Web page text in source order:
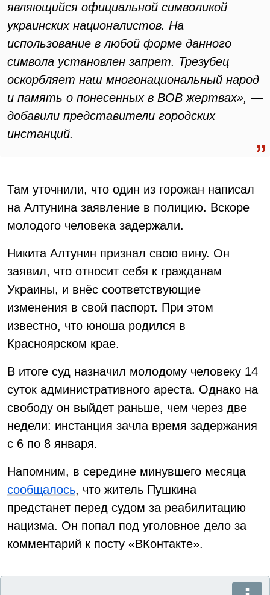
являющийся официальной символикой
украинских националистов. На
использование в любой форме данного
символа установлен запрет. Трезубец
оскорбляет наш многонациональный народ
и память о понесенных в ВОВ жертвах», —
добавили представители городских
инстанций.
Там уточнили, что один из горожан написал
на Алтунина заявление в полицию. Вскоре
молодого человека задержали.
Никита Алтунин признал свою вину. Он
заявил, что относит себя к гражданам
Украины, и внёс соответствующие
изменения в свой паспорт. При этом
известно, что юноша родился в
Красноярском крае.
В итоге суд назначил молодому человеку 14
суток административного ареста. Однако на
свободу он выйдет раньше, чем через две
недели: инстанция зачла время задержания
с 6 по 8 января.
Напомним, в середине минувшего месяца
сообщалось, что житель Пушкина
предстанет перед судом за реабилитацию
нацизма. Он попал под уголовное дело за
комментарий к посту «ВКонтакте».